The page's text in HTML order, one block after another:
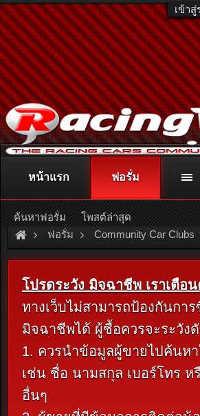
เข้า
ติดต่อลงโฆษณา racingweb@gmail.comห
หรืออ่านรายละเอียดเพิ่มเติ
ฟอรั่ม Community Car Clubs
Nissan Car Clubs Nissan Clubs
โปรดระวัง มิจฉาชีพ เราเตือ
ทางเว็บไม่สามารถป้องกันกา
มิจฉาชีพได้ ผู้ชื้อควรจะระวัง
1. ควรนำข้อมูลผู้ขายไปค้นหา
เช่น ชื่อ นามสกุล เบอร์โทร
อื่นๆ
หน้าแรก ฟอรั่ม
ค้นหาฟอรั่ม โพสต์ล่าสุด